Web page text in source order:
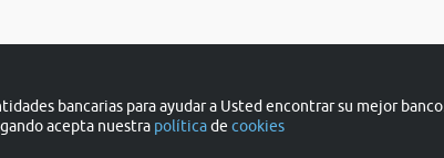
bancarias para ayudar a Usted encontrar su mejor banco.
acepta nuestra políticade cookies